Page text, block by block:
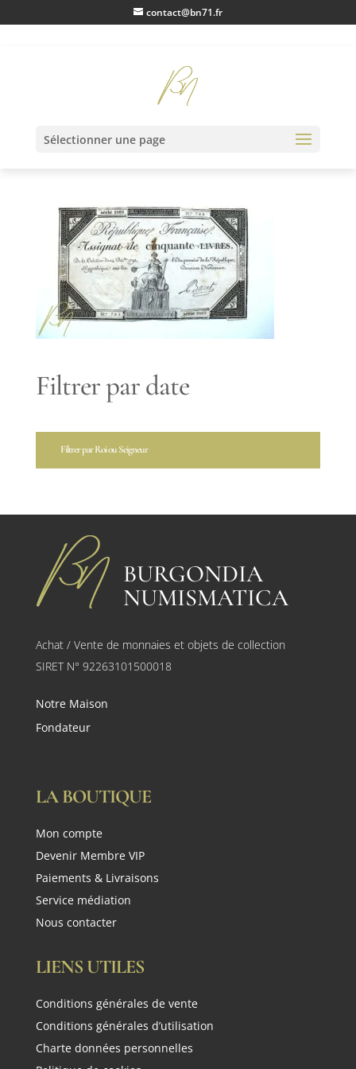
contact@bn71.fr
Sélectionner une page
IMG_1406
Filtrer par date
Filtrer par Roi ou Seigneur
BURGONDIA
NUMISMATICA
Achat / Vente de monnaies et objets de collection
SIRET N° 92263101500018
Notre Maison
Fondateur
LA BOUTIQUE
Mon compte
Devenir Membre VIP
Paiements & Livraisons
Service médiation
Nous contacter
LIENS UTILES
Conditions générales de vente
Conditions générales d’utilisation
Charte données personnelles